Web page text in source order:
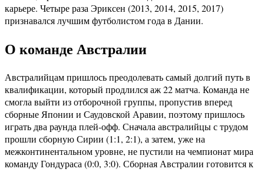
карьере. Четыре раза Эриксен (2013, 2014, 2015, 2017)
признавался лучшим футболистом года в Дании.
О команде Австралии
Австралийцам пришлось преодолевать самый долгий путь в
квалификации, который продлился аж 22 матча. Команда не
смогла выйти из отборочной группы, пропустив вперед
сборные Японии и Саудовской Аравии, поэтому пришлось
играть два раунда плей-офф. Сначала австралийцы с трудом
прошли сборную Сирии (1:1, 2:1), а затем, уже на
межконтинентальном уровне, не пустили на чемпионат мира
команду Гондураса (0:0, 3:0). Сборная Австралии готовится к